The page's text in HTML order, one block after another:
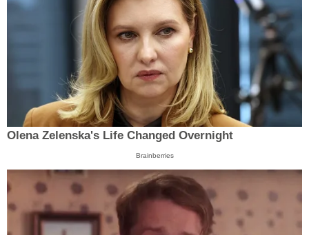
Olena Zelenska's Life Changed Overnight
Brainberries